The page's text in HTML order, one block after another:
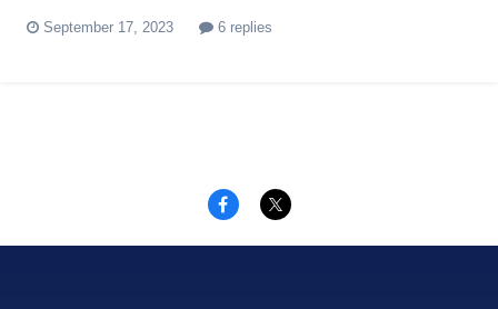
September 17, 2023 6 replies